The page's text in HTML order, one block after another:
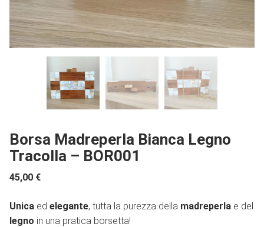
Borsa Madreperla Bianca Legno
Tracolla – BOR001
45,00 €
Unica ed elegante, tutta la purezza della madreperla e del
legno in una pratica borsetta!